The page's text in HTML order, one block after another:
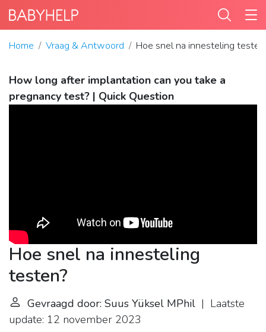
Home Vraag & Antwoord Hoe snel na innesteling
How long after implantation can you take a
pregnancy test? | Quick Question
Hoe snel na innesteling
testen?
Gevraagd door: Suus Yüksel MPhil | Laatste
update: 12 november 2023